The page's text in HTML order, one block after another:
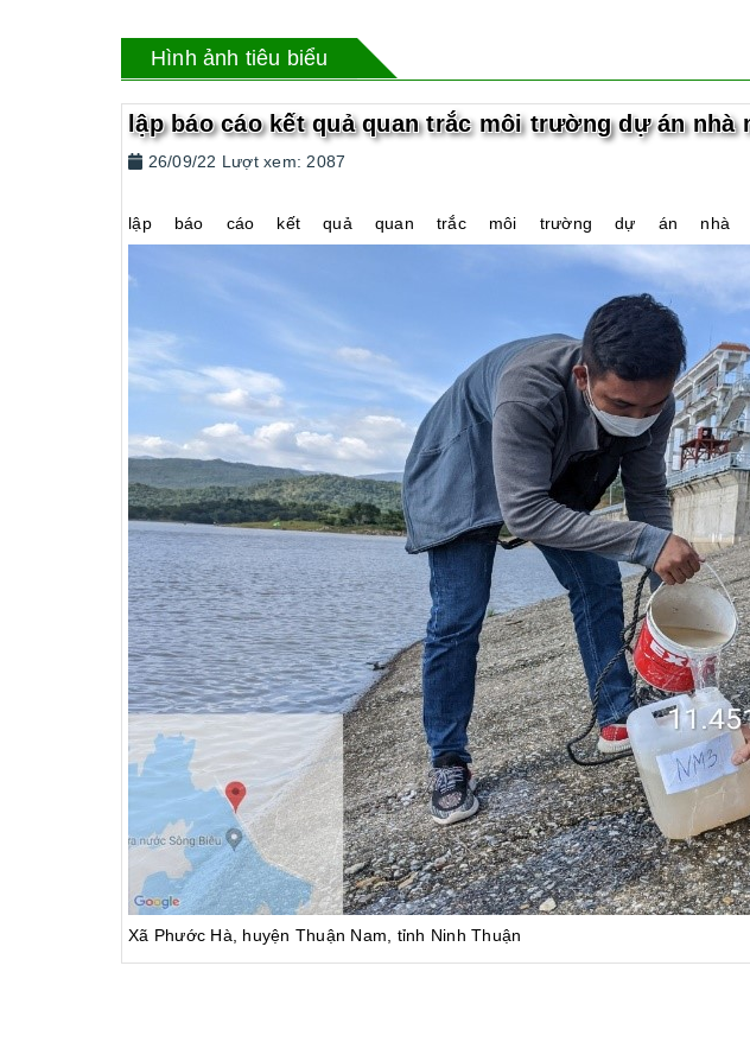
Hình ảnh tiêu biểu
lập báo cáo kết quả quan trắc môi trường dự án
26/09/22 Lượt xem: 2087
lập báo cáo kết quả quan trắc môi trường dự án
Xã Phước Hà, huyện Thuận Nam, tỉnh Ninh Thuận